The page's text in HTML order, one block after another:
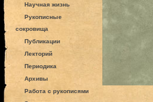
Научная жизнь
Рукописные
сокровища
Публикации
Лекторий
Периодика
Архивы
Работа с рукописями